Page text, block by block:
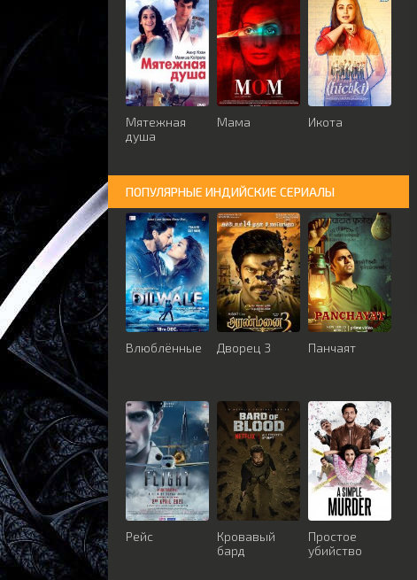
Мятежная
душа
Мама Икота
ПОПУЛЯРНЫЕ ИНДИЙСКИЕ СЕРИАЛЫ
Влюблённые Дворец 3 Панчаят
Рейс
Кровавый
бард
Простое
убийство